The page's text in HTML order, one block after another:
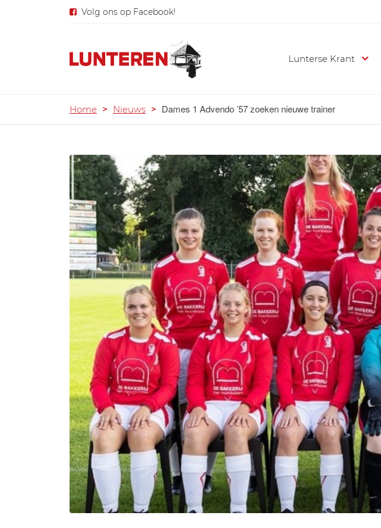
Volg ons op Facebook!
Lunterse Krant
Home > Nieuws > Dames 1 Advendo ’57 zoeken nieuwe trainer